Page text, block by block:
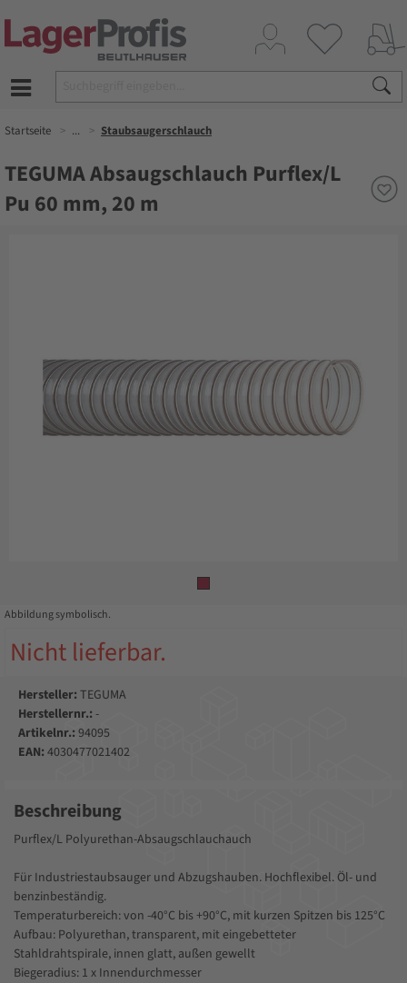
Startseite ... Staubsaugerschlauch
TEGUMA Absaugschlauch Purflex/L
Pu 60 mm, 20 m
Abbildung symbolisch.
Nicht lieferbar.
Hersteller: TEGUMA
Herstellernr.: -
Artikelnr.: 94095
EAN: 4030477021402
Beschreibung
Purflex/L Polyurethan-Absaugschlauchauch
Für Industriestaubsauger und Abzugshauben. Hochflexibel. Öl- und
benzinbeständig.
Temperaturbereich: von -40°C bis +90°C, mit kurzen Spitzen bis 125°C
Aufbau: Polyurethan, transparent, mit eingebetteter
Stahldrahtspirale, innen glatt, außen gewellt
Biegeradius: 1 x Innendurchmesser